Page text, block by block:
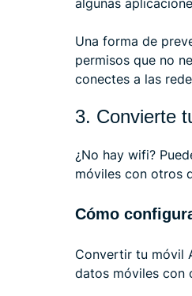
Una forma de
permisos que no
conectes a las
3. Convierte
¿No hay wifi?
móviles con otros
Cómo
Convertir tu móvil
datos móviles con